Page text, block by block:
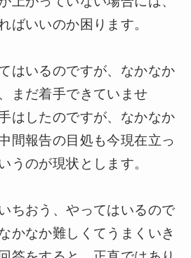
ばいいのか困ります。
はいるのですが、なかなか
まだ着手できていませ
はしたのですが、なかなか
間報告の目処も今現在立っ
うのが現状とします。
ちおう、やってはいるので
かなか難しくてうまくいき